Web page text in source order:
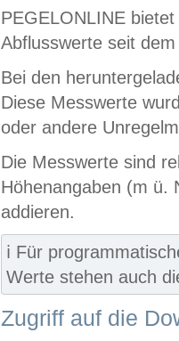
PEGELONLINE
Abflusswerte seit
Bei den
Diese Messwerte
oder andere
Die Messwerte sind
Höhenangaben (m ü.
addieren.
ℹ️ Für
Werte stehen auch
Zugriff auf die